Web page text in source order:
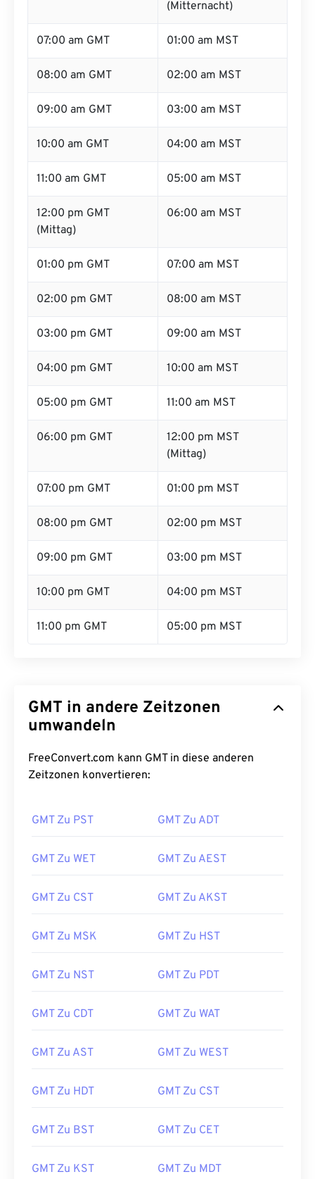
(Mitternacht)
07:00 am GMT 01:00 am MST
08:00 am GMT 02:00 am MST
09:00 am GMT 03:00 am MST
10:00 am GMT 04:00 am MST
11:00 am GMT 05:00 am MST
12:00 pm GMT
(Mittag)
06:00 am MST
01:00 pm GMT 07:00 am MST
02:00 pm GMT 08:00 am MST
03:00 pm GMT 09:00 am MST
04:00 pm GMT 10:00 am MST
05:00 pm GMT 11:00 am MST
06:00 pm GMT
12:00 pm MST
(Mittag)
07:00 pm GMT 01:00 pm MST
08:00 pm GMT 02:00 pm MST
09:00 pm GMT 03:00 pm MST
10:00 pm GMT 04:00 pm MST
11:00 pm GMT 05:00 pm MST
GMT in andere Zeitzonen
umwandeln
FreeConvert.com kann GMT in diese anderen
Zeitzonen konvertieren:
GMT Zu PST GMT Zu ADT
GMT Zu WET GMT Zu AEST
GMT Zu CST GMT Zu AKST
GMT Zu MSK GMT Zu HST
GMT Zu NST GMT Zu PDT
GMT Zu CDT GMT Zu WAT
GMT Zu AST GMT Zu WEST
GMT Zu HDT GMT Zu CST
GMT Zu BST GMT Zu CET
GMT Zu KST GMT Zu MDT